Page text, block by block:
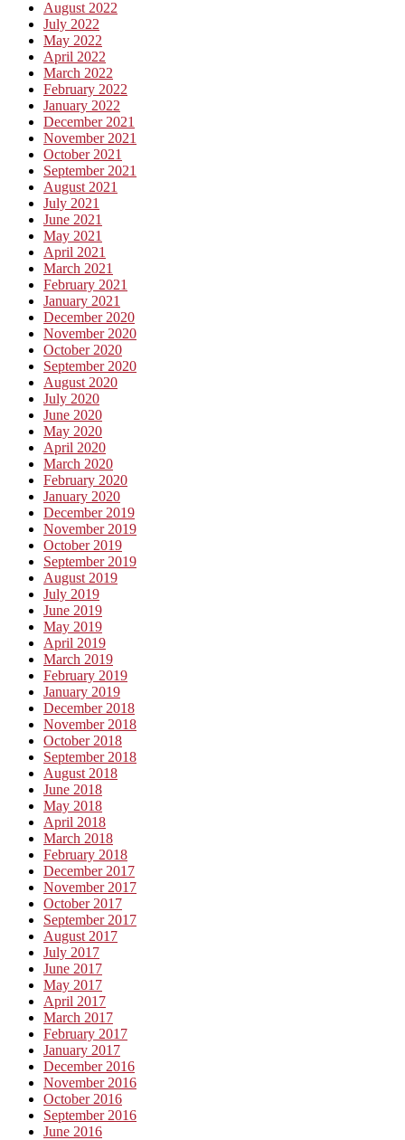
August 2022
July 2022
May 2022
April 2022
March 2022
February 2022
January 2022
December 2021
November 2021
October 2021
September 2021
August 2021
July 2021
June 2021
May 2021
April 2021
March 2021
February 2021
January 2021
December 2020
November 2020
October 2020
September 2020
August 2020
July 2020
June 2020
May 2020
April 2020
March 2020
February 2020
January 2020
December 2019
November 2019
October 2019
September 2019
August 2019
July 2019
June 2019
May 2019
April 2019
March 2019
February 2019
January 2019
December 2018
November 2018
October 2018
September 2018
August 2018
June 2018
May 2018
April 2018
March 2018
February 2018
December 2017
November 2017
October 2017
September 2017
August 2017
July 2017
June 2017
May 2017
April 2017
March 2017
February 2017
January 2017
December 2016
November 2016
October 2016
September 2016
June 2016